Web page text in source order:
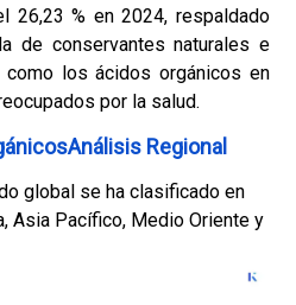
26,23 % en 2024, respaldado
de conservantes naturales e
como los ácidos orgánicos en
por la salud.
Regional
global se ha clasificado en
Asia Pacífico, Medio Oriente y